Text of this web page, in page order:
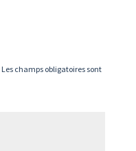
Les champs obligatoires sont